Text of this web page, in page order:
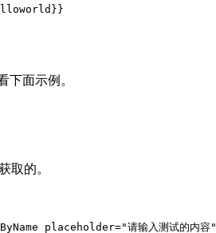
下面示例。
取的。
placeholder="请输入测试的内